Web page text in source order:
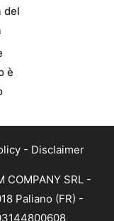
del
è
- Disclaimer
SRL -
Paliano (FR) -